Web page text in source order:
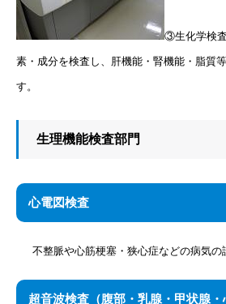
③生化学検
素・成分を検査し、肝機能・腎機能・脂質
す。
生理機能検査部門
心電図検査
不整脈や心筋梗塞・狭心症などの病気の
超音波検査（腹部・乳腺・甲状腺・